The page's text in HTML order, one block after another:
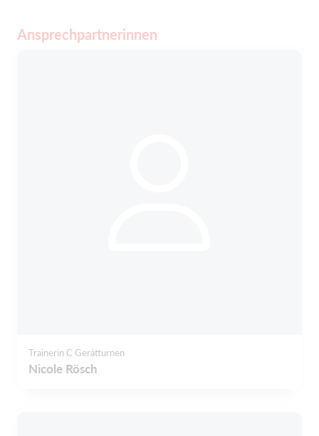
Ansprechpartnerinnen
Trainerin C Gerätturnen
Nicole Rösch